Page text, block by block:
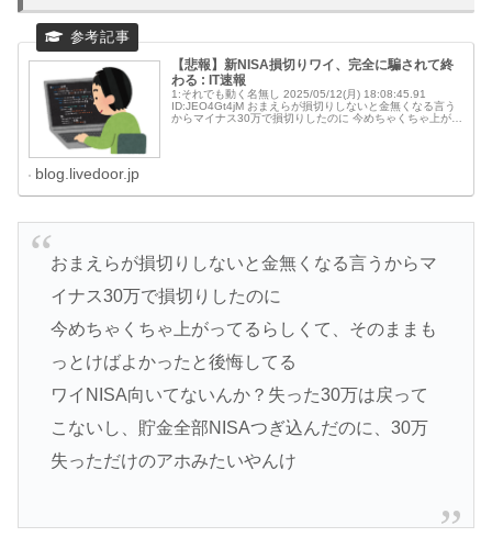
【悲報】新NISA損切りワイ、完全に騙されて終
わる : IT速報
1:それでも動く名無し 2025/05/12(月) 18:08:45.91
ID:JEO4Gt4jM おまえらが損切りしないと金無くなる言う
からマイナス30万で損切りしたのに 今めちゃくちゃ上がっ
blog.livedoor.jp
おまえらが損切りしないと金無くなる言うからマ
イナス30万で損切りしたのに
今めちゃくちゃ上がってるらしくて、そのままも
っとけばよかったと後悔してる
ワイNISA向いてないんか？失った30万は戻って
こないし、貯金全部NISAつぎ込んだのに、30万
失っただけのアホみたいやんけ